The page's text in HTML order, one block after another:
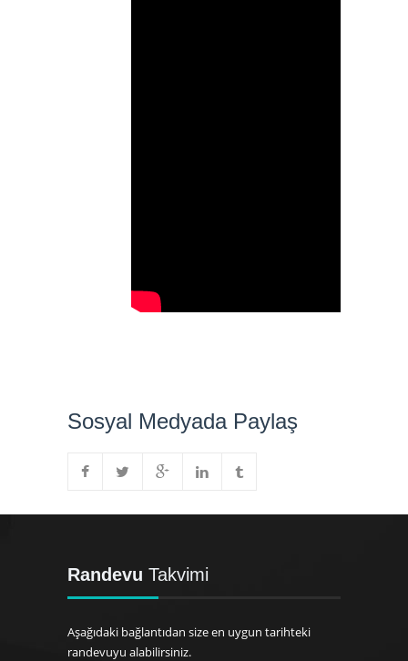
Sosyal Medyada Paylaş
Randevu Takvimi
Aşağıdaki bağlantıdan size en uygun tarihteki
randevuyu alabilirsiniz.